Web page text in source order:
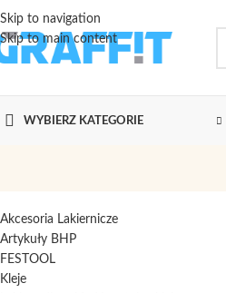
Skip to navigation
Skip to main content
WYBIERZ KATEGORIE
Akcesoria Lakiernicze
Artykuły BHP
FESTOOL
Kleje